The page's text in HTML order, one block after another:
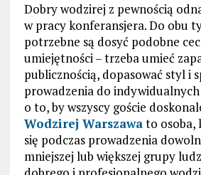
Dobry wodzirej z pewnością
w pracy konferansjera. Do obu
potrzebne są dosyć podobne
umiejętności – trzeba umieć
publicznością, dopasować styl i
prowadzenia do
o to, by wszyscy goście
Wodzirej Warszawato osoba,
się podczas prowadzenia
mniejszej lub większej grupy